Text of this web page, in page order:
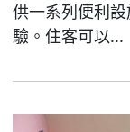
供一系列便利
驗。住客可以...